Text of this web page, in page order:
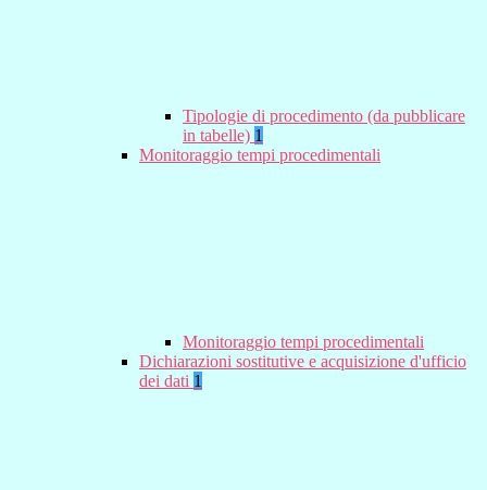
Tipologie di procedimento (da pubblicare
in tabelle) 1
Monitoraggio tempi procedimentali
Monitoraggio tempi procedimentali
Dichiarazioni sostitutive e acquisizione d'ufficio
dei dati 1